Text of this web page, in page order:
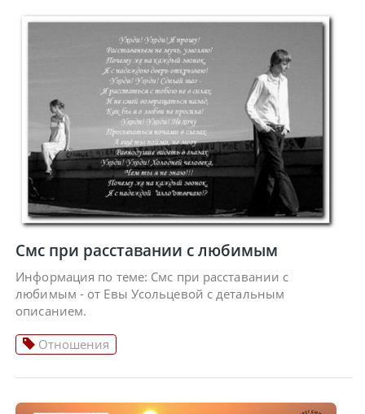
Смс при расставании с любимым
Информация по теме: Смс при расставании с
любимым - от Евы Усольцевой с детальным
описанием.
Отношения